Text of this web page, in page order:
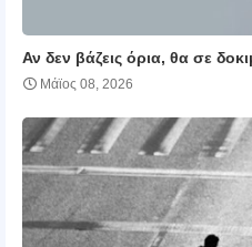
Αν δεν βάζεις όρια, θα σε
Μάϊος 08, 2026